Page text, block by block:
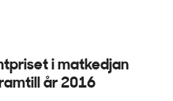
i matkedjan
år 2016